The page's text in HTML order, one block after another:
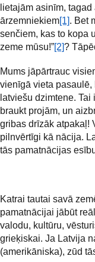
lietajām asinīm,
ārzemniekiem[1]. Bet
senčiem, kas to kopa
zeme mūsu!”[2]?
Mums jāpārtrauc
vienīgā vieta pasaulē,
latviešu dzimtene.
braukt projām, un
gribas drīzāk atpakaļ!
pilnvērtīgi kā nācija.
tās pamatnācijas
Katrai tautai savā
pamatnācijai jābūt
valodu, kultūru,
grieķiskai. Ja Latvija
(amerikāniska), zūd